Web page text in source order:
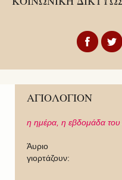
ΑΓΙΟΛΟΓΙΟΝ
η ημέρα, η εβδομάδα του
Άυριο
γιορτάζουν: